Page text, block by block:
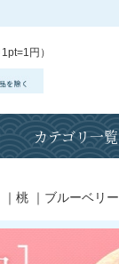
1pt=1円）
カテゴリ一覧
｜ 桃 ｜ ブルーベリー